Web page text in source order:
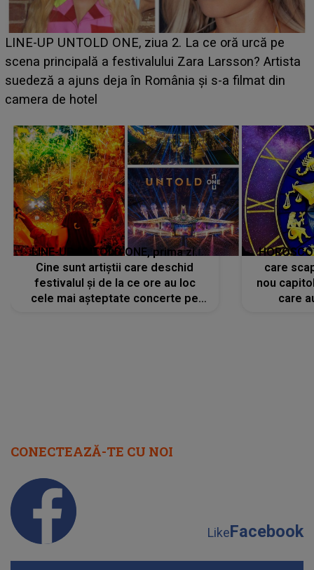
Ce a dezvăluit noua concurentă din "Casa Iubirii" l-a
luat prin surprindere pe Emanuel. CINE ESTE
BĂIATUL VIZAT de Alexandra?! Aflându-se în fața
faptului împlinit, A RECUNOSCUT IMEDIAT: "Am
LINE-UP UNTOLD ONE, prima zi.
Cine sunt artiștii care deschid
festivalul și de la ce ore au loc
cele mai așteptate concerte pe
care
nou
care
CONECTEAZĂ-TE CU NOI
LikeFacebook